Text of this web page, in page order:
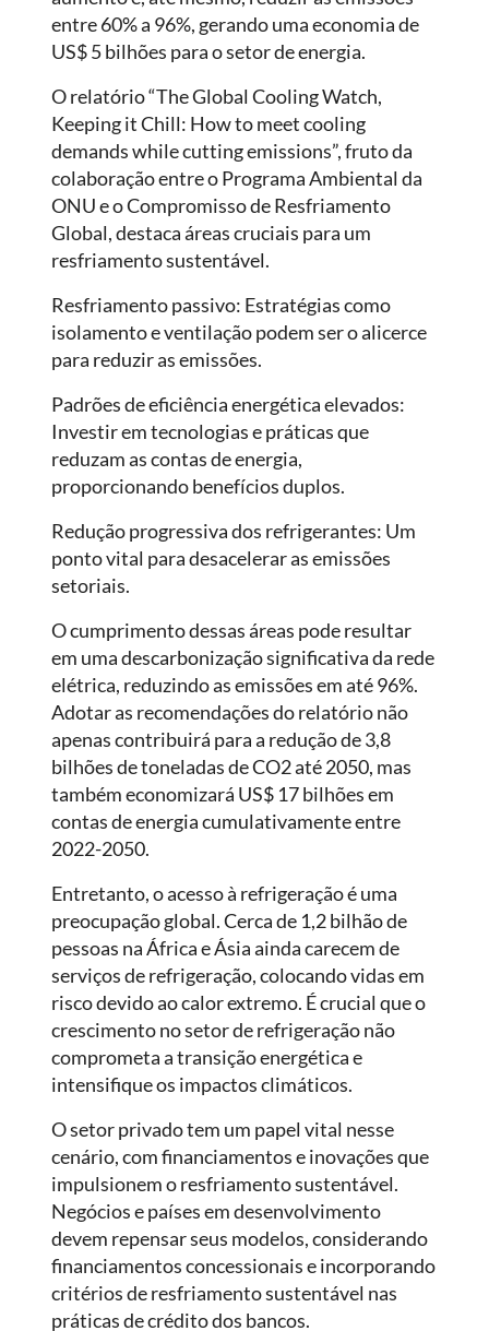
entre 60% a 96%, gerando uma economia de
US$ 5 bilhões para o setor de energia.
O relatório “The Global Cooling Watch,
Keeping it Chill: How to meet cooling
demands while cutting emissions”, fruto da
colaboração entre o Programa Ambiental da
ONU e o Compromisso de Resfriamento
Global, destaca áreas cruciais para um
resfriamento sustentável.
Resfriamento passivo: Estratégias como
isolamento e ventilação podem ser o alicerce
para reduzir as emissões.
Padrões de eficiência energética elevados:
Investir em tecnologias e práticas que
reduzam as contas de energia,
proporcionando benefícios duplos.
Redução progressiva dos refrigerantes: Um
ponto vital para desacelerar as emissões
setoriais.
O cumprimento dessas áreas pode resultar
em uma descarbonização significativa da rede
elétrica, reduzindo as emissões em até 96%.
Adotar as recomendações do relatório não
apenas contribuirá para a redução de 3,8
bilhões de toneladas de CO2 até 2050, mas
também economizará US$ 17 bilhões em
contas de energia cumulativamente entre
2022-2050.
Entretanto, o acesso à refrigeração é uma
preocupação global. Cerca de 1,2 bilhão de
pessoas na África e Ásia ainda carecem de
serviços de refrigeração, colocando vidas em
risco devido ao calor extremo. É crucial que o
crescimento no setor de refrigeração não
comprometa a transição energética e
intensifique os impactos climáticos.
O setor privado tem um papel vital nesse
cenário, com financiamentos e inovações que
impulsionem o resfriamento sustentável.
Negócios e países em desenvolvimento
devem repensar seus modelos, considerando
financiamentos concessionais e incorporando
critérios de resfriamento sustentável nas
práticas de crédito dos bancos.